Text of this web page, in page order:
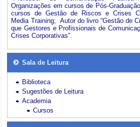
Organizações em cursos de Pós-
cursos de Gestão de Riscos e Crises
Media Training; Autor do livro “Gestão de
que Gestores e Profissionais de
Crises Corporativas”.
Sala de Leitura
Biblioteca
Sugestões de Leitura
Academia
Cursos